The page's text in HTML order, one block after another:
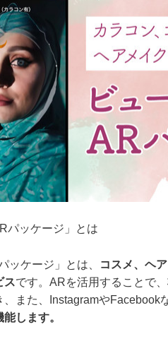
パッケージ」とは
ッケージ」とは、
コスメ、ヘ
スです。ARを活用することで、
また、InstagramやFacebook
します。